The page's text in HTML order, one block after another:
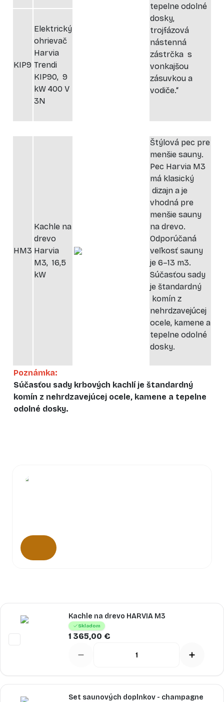
tepelne odolné
dosky,
trojfázová
nástenná
zástrčka s
vonkajšou
zásuvkou a
vodiče.“
KIP9
Elektrický
ohrievač
Harvia
Trendi
KIP90, 9
kW 400 V
3N
HM3
Kachle na
drevo
Harvia
M3, 16,5
kW
Štýlová pec pre
menšie sauny.
Pec Harvia M3
má klasický
dizajn a je
vhodná pre
menšie sauny
na drevo.
Odporúčaná
veľkosť sauny
je 6–13 m3.
Súčasťou sady
je štandardný
komín z
nehrdzavejúcej
ocele, kamene a
tepelne odolné
dosky.
Poznámka:
Súčasťou sady krbových kachlí je štandardný
komín z nehrdzavejúcej ocele, kamene a tepelne
odolné dosky.
Kachle na drevo HARVIA M3
Skladom
1 365,00 €
Set saunových doplnkov - champagne